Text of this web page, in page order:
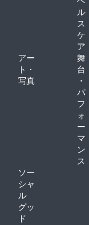
ル
ス
ケ
ア
アー
ト・
写真
舞
台
・
パ
フ
ォ
ー
マ
ン
ス
ソー
シャ
ル
グッ
ド